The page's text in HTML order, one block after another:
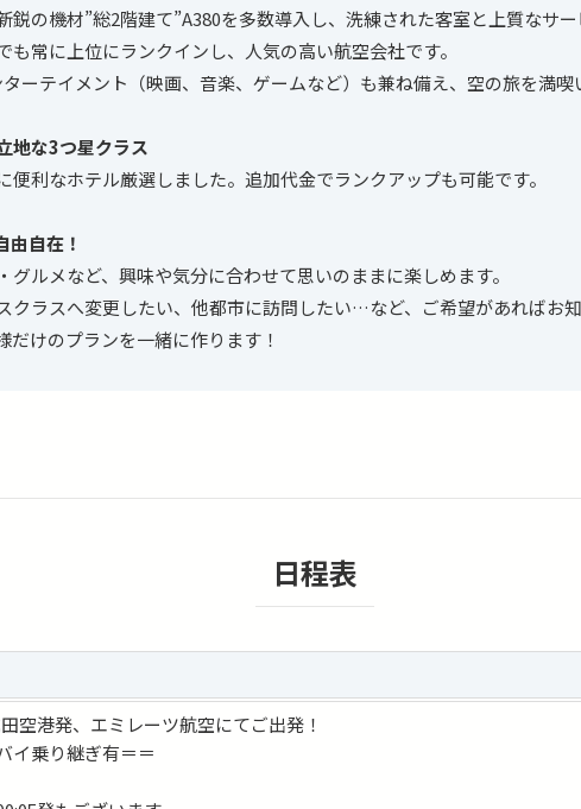
鋭の機材”総2階建て”A380を多数導入し、洗練された客室と上質なサー
も常に上位にランクインし、人気の高い航空会社です。
ーテイメント（映画、音楽、ゲームなど）も兼ね備え、空の旅を満喫
地な3つ星クラス
便利なホテル厳選しました。追加代金でランクアップも可能です。
由自在！
グルメなど、興味や気分に合わせて思いのままに楽しめます。
クラスへ変更したい、他都市に訪問したい…など、ご希望があればお知
だけのプランを一緒に作ります！
日程表
田空港発、エミレーツ航空にてご出発！
イ乗り継ぎ有＝＝